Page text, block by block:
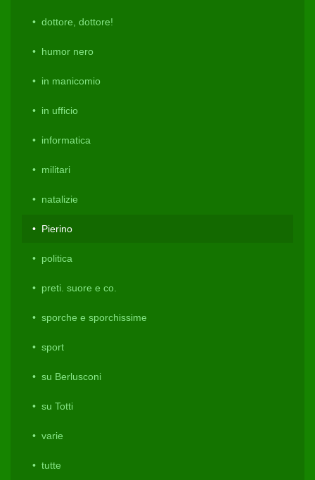
dottore, dottore!
humor nero
in manicomio
in ufficio
informatica
militari
natalizie
Pierino
politica
preti. suore e co.
sporche e sporchissime
sport
su Berlusconi
su Totti
varie
tutte